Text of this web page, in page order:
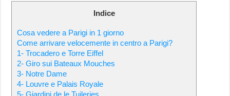
Indice
Cosa vedere a Parigi in 1 giorno
Come arrivare velocemente in centro a Parigi?
1- Trocadero e Torre Eiffel
2- Giro sui Bateaux Mouches
3- Notre Dame
4- Louvre e Palais Royale
5- Giardini de le Tuileries